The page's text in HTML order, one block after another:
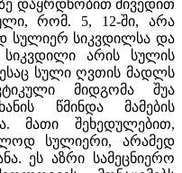
დაყრდნობით მივედით
რომ. 5, 12-ში, არა
სულიერ სიკვდილსა და
სიკვდილი არის სულის
სული ღვთის მადლს
მიდგომა შუა
წმინდა მამების
მათი შეხედულებით,
სულიერი, არამედ
ეს აზრი სამეცნიერო